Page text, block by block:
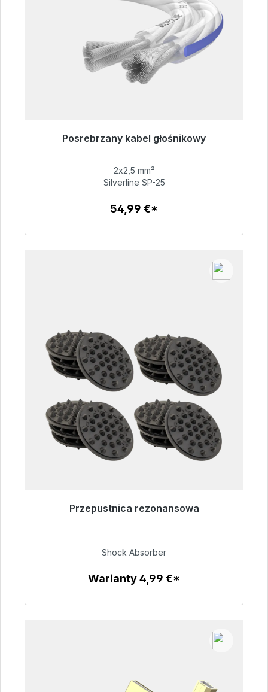
Posrebrzany kabel głośnikowy
Gotowy do natychmiastowej wysyłki, czas
54,99 €
2x2,5 mm²
Silverline SP-25
54,99 €*
Przepustnica rezonansowa
Gotowy do natychmiastowej wysyłki, czas
54,99 €
Shock Absorber
Warianty 4,99 €*